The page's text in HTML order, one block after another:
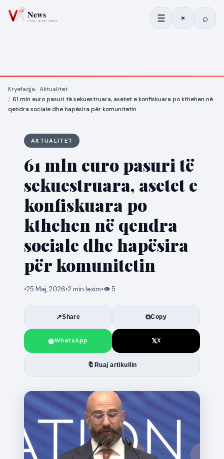
☰ ☀ ⌕
Kryefaqja
Aktualitet
61 mln euro pasuri të sekuestruara, asetet e konfiskuara po kthehen në
qendra sociale dhe hapësira për komunitetin
AKTUALITET
61 mln euro pasuri të
sekuestruara, asetet e
konfiskuara po
kthehen në qendra
sociale dhe hapësira
për komunitetin
•25 Maj, 2026•2 min lexim•👁 5
↗Share ⧉Copy
◉WhatsApp 𝕏X
🔖 Ruaj artikullin